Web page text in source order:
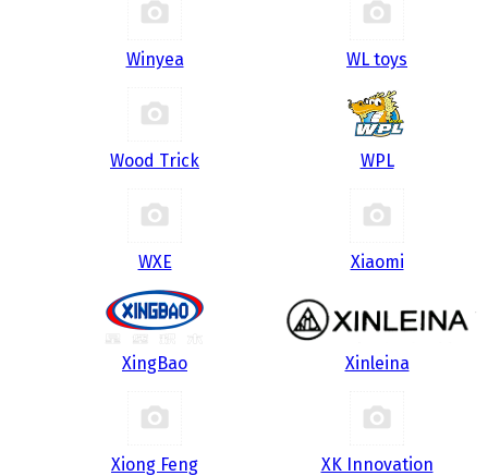
Winyea WL toys
Wood Trick WPL
WXE Xiaomi
XingBao Xinleina
Xiong Feng XK Innovation